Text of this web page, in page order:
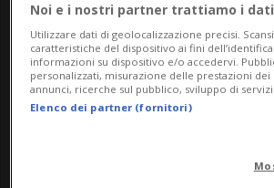
LUGANO
Noi e i nostri partner trattiamo i
Utilizzare dati di geolocalizzazione precisi.
caratteristiche del dispositivo ai fini
informazioni su dispositivo e/o accedervi.
personalizzati, misurazione delle prestazioni
annunci, ricerche sul pubblico, sviluppo di servizi.
Elenco dei partner (fornitori)